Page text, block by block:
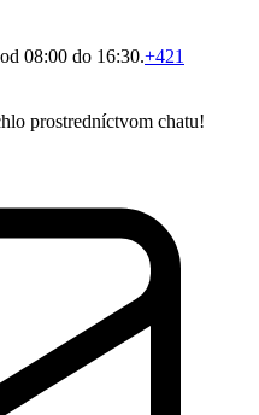
08:00 do 16:30.+421
prostredníctvom chatu!